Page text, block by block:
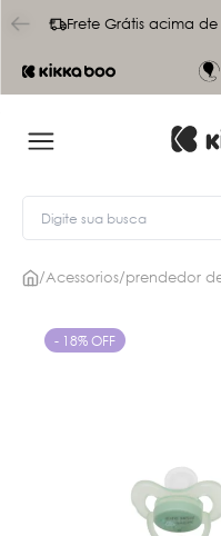
Frete Grátis acima
/Acessorios/prendedor
- 18% OFF